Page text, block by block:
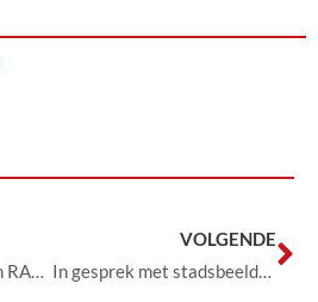
Samenwerking BPD en RAP Leiden verlengd
VOLGENDE
In gesprek met stadsbeeldbepalers Stijn de Jongh en Arie van der Neut